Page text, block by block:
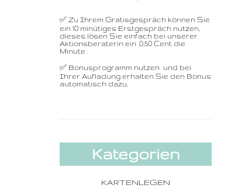
✅ Zu Ihrem Gratisgespräch können Sie
ein 10 minütiges Erstgespräch nutzen,
dieses lösen Sie einfach bei unserer
Aktionsberaterin ein .0,50 Cent die
Minute .
✅ Bonusprogramm nutzen und bei
Ihrer Aufladung erhalten Sie den Bonus
automatisch dazu,
Kategorien
KARTENLEGEN